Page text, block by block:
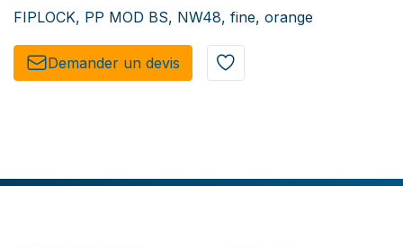
FIPLOCK, PP MOD BS, NW48, fine, orange
Demander un de​​vis​​